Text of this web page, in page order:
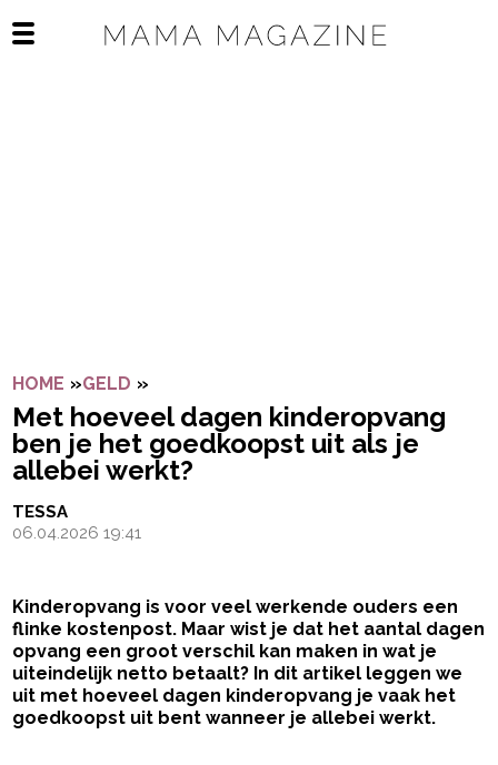
Open het mobiele menu
HOME »GELD »
Met hoeveel dagen kinderopvang
ben je het goedkoopst uit als je
allebei werkt?
TESSA
06.04.2026 19:41
Kinderopvang is voor veel werkende ouders een
flinke kostenpost. Maar wist je dat het aantal dagen
opvang een groot verschil kan maken in wat je
uiteindelijk netto betaalt? In dit artikel leggen we
uit met hoeveel dagen kinderopvang je vaak het
goedkoopst uit bent wanneer je allebei werkt.